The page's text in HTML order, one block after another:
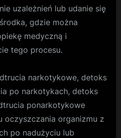
uzależnień lub udanie się
gdzie można
medyczną i
tego procesu.
narkotykowe, detoks
po narkotykach, detoks
ponarkotykowe
oczyszczania organizmu z
po nadużyciu lub